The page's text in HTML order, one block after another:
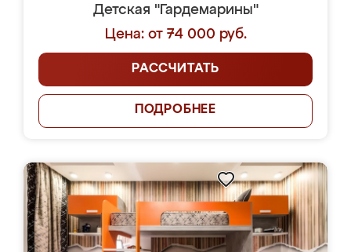
Детская "Гардемарины"
Цена: от 74 000 руб.
РАССЧИТАТЬ
ПОДРОБНЕЕ